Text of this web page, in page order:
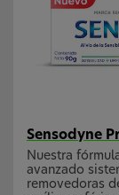
Sensodyne
Nuestra
avanzado
removedoras